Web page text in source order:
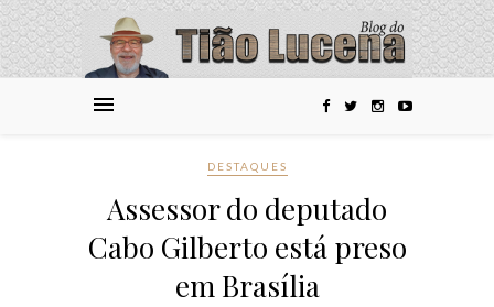
DESTAQUES
Assessor do deputado
Cabo Gilberto está preso
em Brasília